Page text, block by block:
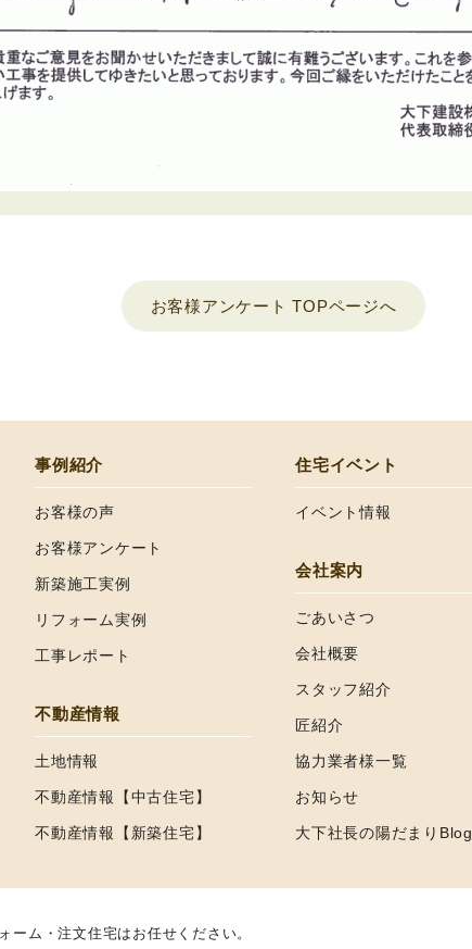
お客様アンケート TOPページへ
事例紹介
お客様の声
お客様アンケート
新築施工実例
リフォーム実例
工事レポート
不動産情報
土地情報
不動産情報【中古住宅】
不動産情報【新築住宅】
住宅イベント
イベント情報
会社案内
ごあいさつ
会社概要
スタッフ紹介
匠紹介
協力業者様一覧
お知らせ
大下社長の陽だまりBlog
ーム・注文住宅はお任せください。